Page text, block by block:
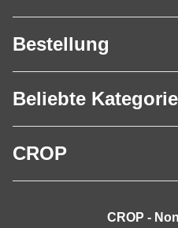
Bestellung
Beliebte
CROP
CROP -